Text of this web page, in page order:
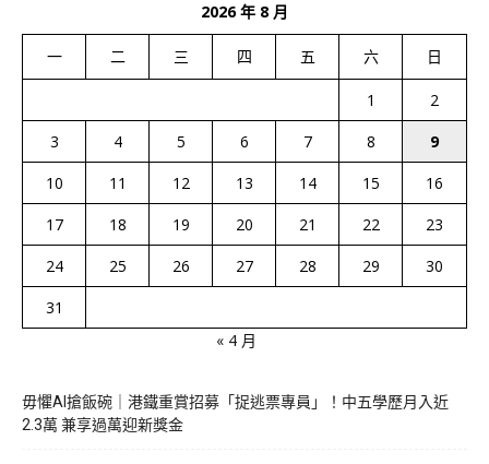
2026 年 8 月
一 二 三 四 五 六 日
1
2
3
4 5 6 7 8
9
10
11 12 13 14 15
16
17
18 19 20 21 22
23
24
25 26 27 28 29
30
31
« 4 月
毋懼AI搶飯碗｜港鐵重賞招募「捉逃票專員」！中五學歷月入近
2.3萬 兼享過萬迎新獎金